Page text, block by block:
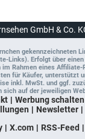
GmbH & Co.
gekennzeichneten
Links). Erfolgt über
Rahmen eines Affiliate-
für Käufer, unterstützt
inkl. MwSt. und ggf.
sich auf der jeweiligen
Werbung schalten
Newsletter
X.com RSS-Feed